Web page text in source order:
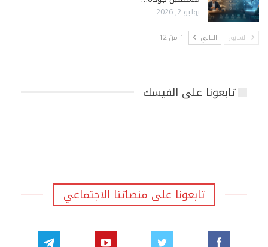
يوليو 2, 2026
السابق التالي 1 من 12
تابعونا على الفيسك
تابعونا على منصاتنا الاجتماعي